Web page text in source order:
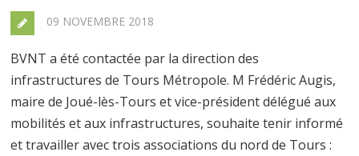
09 NOVEMBRE 2018
BVNT a été contactée par la direction des
infrastructures de Tours Métropole. M Frédéric Augis,
maire de Joué-lès-Tours et vice-président délégué aux
mobilités et aux infrastructures, souhaite tenir informé
et travailler avec trois associations du nord de Tours :